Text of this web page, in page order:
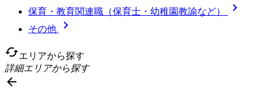
保育・教育関連職（保育士・幼稚園教諭など） 
その他

cachedエリアから探す
詳細エリアから探す
